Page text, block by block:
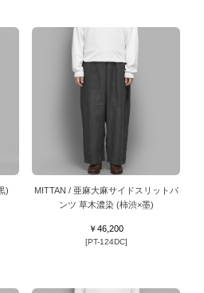
)
MITTAN / 亜麻大麻サイドスリットパ
ンツ 草木濃染 (柿渋×墨)
￥46,200
[PT-124DC]